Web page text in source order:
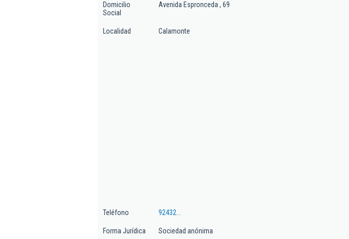
Domicilio
Social
Avenida Espronceda , 69
Localidad Calamonte
Teléfono 92432...
Forma Jurídica Sociedad anónima